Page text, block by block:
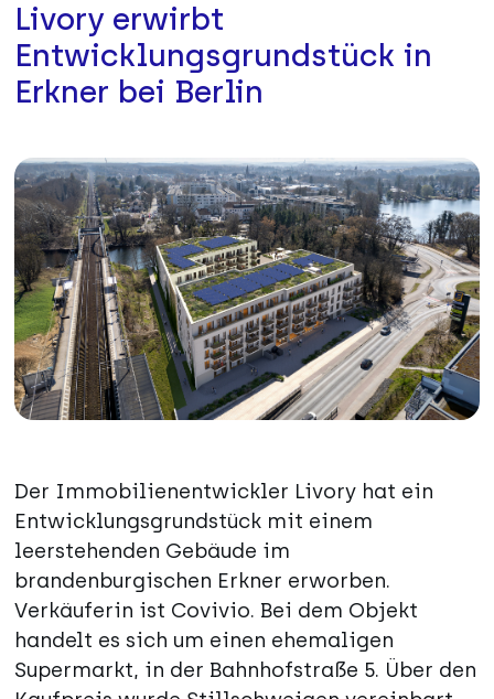
Livory erwirbt
Entwicklungsgrundstück in
Erkner bei Berlin
Der Immobilienentwickler Livory hat ein
Entwicklungsgrundstück mit einem
leerstehenden Gebäude im
brandenburgischen Erkner erworben.
Verkäuferin ist Covivio. Bei dem Objekt
handelt es sich um einen ehemaligen
Supermarkt, in der Bahnhofstraße 5. Über den